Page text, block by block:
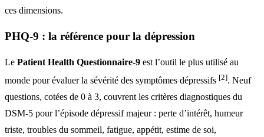
ces dimensions.
PHQ-9 : la référence pour la dépression
Le Patient Health Questionnaire-9 est l’outil le plus utilisé au
monde pour évaluer la sévérité des symptômes dépressifs [2]. Neuf
questions, cotées de 0 à 3, couvrent les critères diagnostiques du
DSM-5 pour l’épisode dépressif majeur : perte d’intérêt, humeur
triste, troubles du sommeil, fatigue, appétit, estime de soi,